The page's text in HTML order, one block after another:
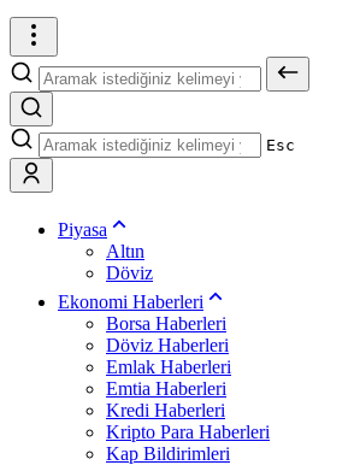
Esc
Piyasa
Altın
Döviz
Ekonomi Haberleri
Borsa Haberleri
Döviz Haberleri
Emlak Haberleri
Emtia Haberleri
Kredi Haberleri
Kripto Para Haberleri
Kap Bildirimleri